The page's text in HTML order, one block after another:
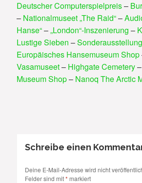
Deutscher Computerspielpreis–
– Nationalmuseet „The Raid“–
Hanse“–„London“-Inszenierung –
Lustige Sieben –
Europäisches Hansemuseum Shop
Vasamuseet– Highgate Cemetery–
Museum Shop– Nanoq The Arctic
Schreibe einen
Deine E-Mail-Adresse wird nicht
Felder sind mit* markiert